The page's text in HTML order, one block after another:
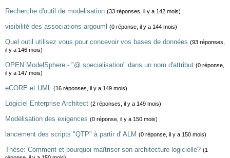
Recherche d'outil de modelisation (33 réponses, il y a 142 mois)
visibilité des associations argouml (0 réponse, il y a 144 mois)
Quel outil utilisez vous pour concevoir vos bases de données (93 réponses,
il y a 146 mois)
OPEN ModelSphere - "@ specialisation" dans un nom d'attribut (0 réponse,
il y a 147 mois)
eCORE et UML (16 réponses, il y a 149 mois)
Logiciel Enterprise Architect (2 réponses, il y a 149 mois)
Modélisation des exigences (0 réponse, il y a 150 mois)
lancement des scripts "QTP" à partir d' ALM (0 réponse, il y a 150 mois)
Thèse: Comment et pourquoi maîtriser son architecture logicielle? (1